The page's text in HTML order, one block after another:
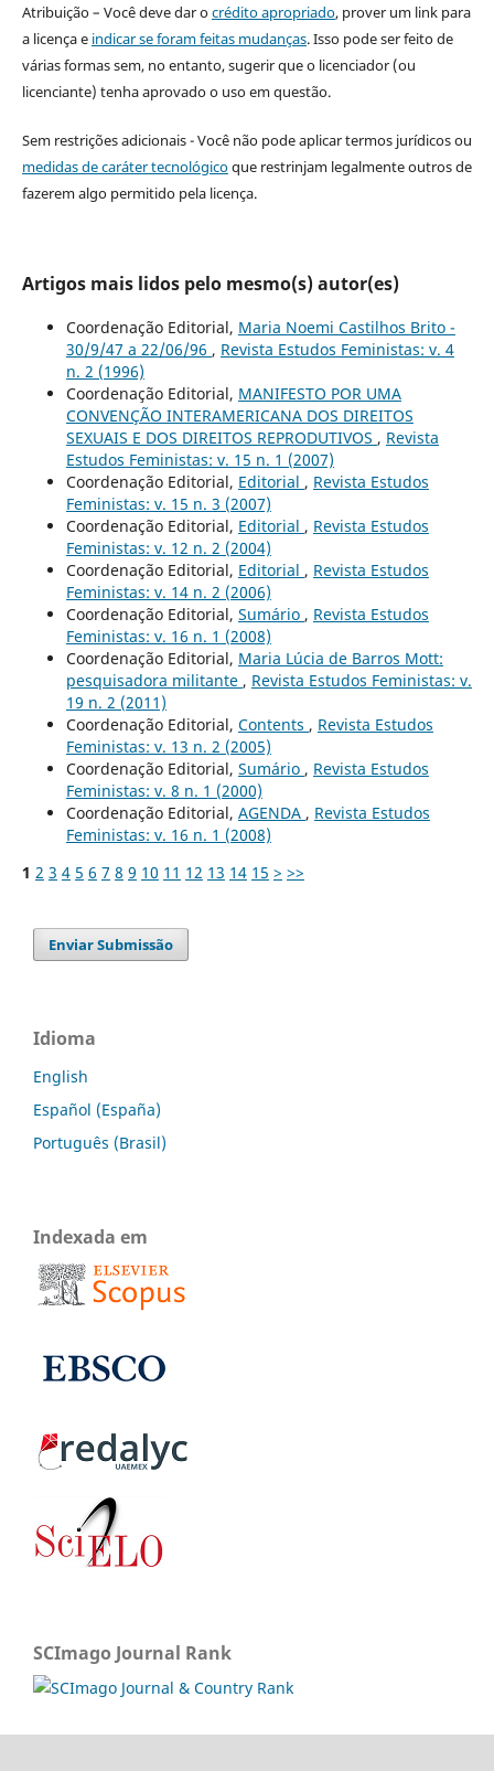
Atribuição – Você deve dar ocrédito apropriado, prover um link para
a licença e indicar se foram feitas mudanças. Isso pode ser feito de
várias formas sem, no entanto, sugerir que o licenciador (ou
licenciante) tenha aprovado o uso em questão.
Sem restrições adicionais - Você não pode aplicar termos jurídicos ou
medidas de caráter tecnológicoque restrinjam legalmente outros de
fazerem algo permitido pela licença.
Artigos mais lidos pelo mesmo(s) autor(es)
Coordenação Editorial, Maria Noemi Castilhos Brito -
30/9/47 a 22/06/96 , Revista Estudos Feministas: v. 4
n. 2 (1996)
Coordenação Editorial, MANIFESTO POR UMA
CONVENÇÃO INTERAMERICANA DOS DIREITOS
SEXUAIS E DOS DIREITOS REPRODUTIVOS , Revista
Estudos Feministas: v. 15 n. 1 (2007)
Coordenação Editorial, Editorial , Revista Estudos
Feministas: v. 15 n. 3 (2007)
Coordenação Editorial, Editorial , Revista Estudos
Feministas: v. 12 n. 2 (2004)
Coordenação Editorial, Editorial , Revista Estudos
Feministas: v. 14 n. 2 (2006)
Coordenação Editorial, Sumário , Revista Estudos
Feministas: v. 16 n. 1 (2008)
Coordenação Editorial, Maria Lúcia de Barros Mott:
pesquisadora militante , Revista Estudos Feministas: v.
19 n. 2 (2011)
Coordenação Editorial, Contents , Revista Estudos
Feministas: v. 13 n. 2 (2005)
Coordenação Editorial, Sumário , Revista Estudos
Feministas: v. 8 n. 1 (2000)
Coordenação Editorial, AGENDA , Revista Estudos
Feministas: v. 16 n. 1 (2008)
1 2 3 4 5 6 7 8 9 10 11 12 13 14 15 > >>
Enviar Submissão
Idioma
English
Español (España)
Português (Brasil)
Indexada em
SCImago Journal Rank